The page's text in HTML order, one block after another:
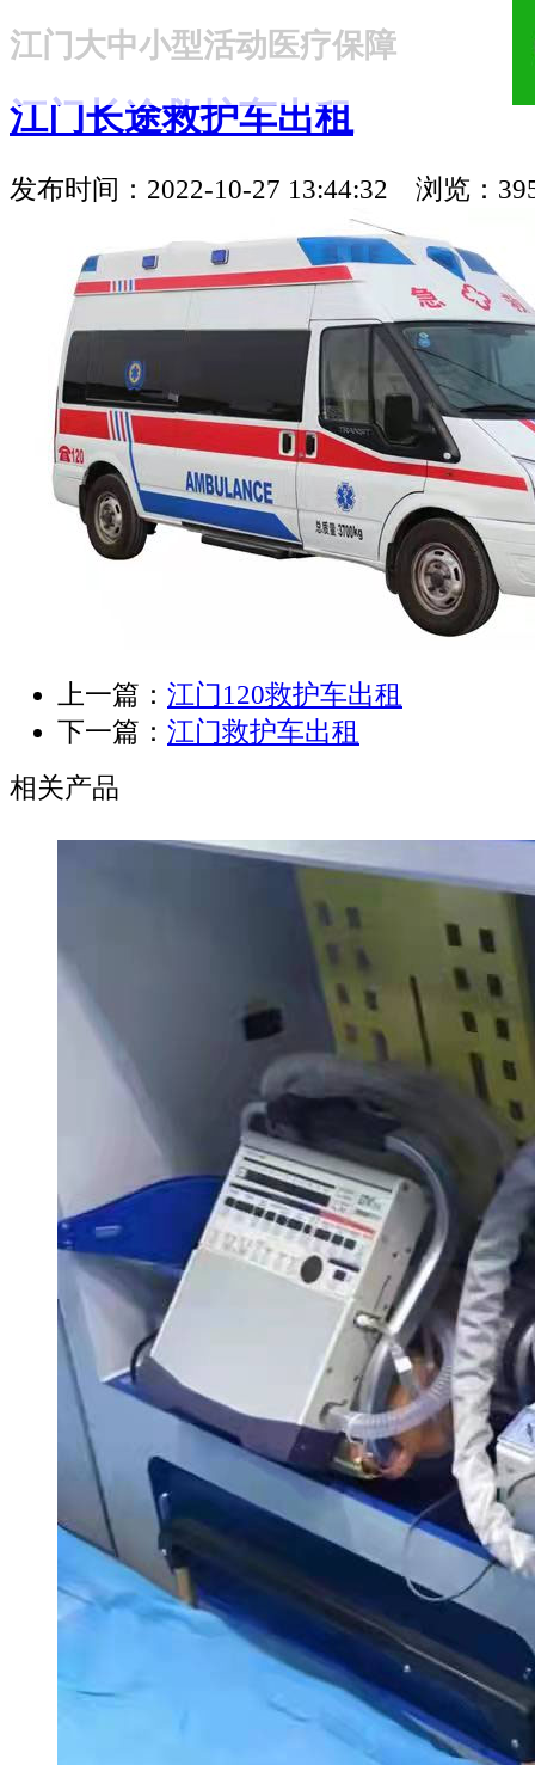
18321810781
江门大中小型活动医疗保障
江门长途救护车出租
发布时间：2022-10-27 13:44:32 浏览：
上一篇： 江门120救护车出租
下一篇： 江门救护车出租
相关产品